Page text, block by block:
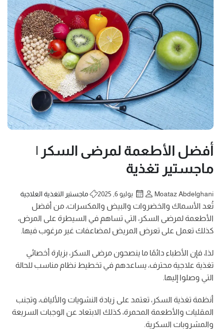
أفضل الأطعمة لمرضى السكر |
ماجستير تغذية
Moataz Abdelghani يوليو 6, 2025 ماجستير التغذية العلاجية
تُعد الأسماك والخضروات والبيض والمكسرات، من أفضل
الأطعمة لمرضى السكر، التي تساهم في السيطرة على المرض،
كذلك تعمل على تعرض المريض لمضاعفات غير مرغوب فيها.
لذا، فإن الأطباء دائمًا ما ينصحون مرضى السكر، بزيارة أخصائي
تغذية علاجية محترف، يساعدهم في تخطيط نظام مناسب للحالة
التي وصلوا إليها.
أنظمة تغذية السكر، تعتمد على زيادة النشويات والألياف، وتجنب
المقليات والأطعمة المحمرة، كذلك الابتعاد عن الوجبات السريعة
والمشروبات السكرية.